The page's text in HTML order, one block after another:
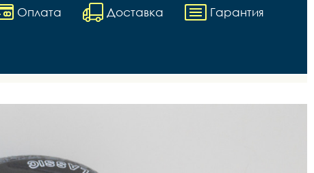
Оплата Доставка Гарантия